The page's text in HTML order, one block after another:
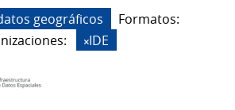
geográficos
Formatos:
IDE